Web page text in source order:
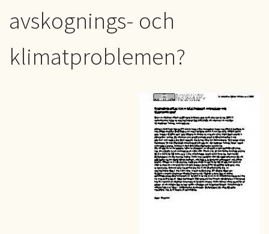
KONTAKT
avskognings- och
klimatproblemen?